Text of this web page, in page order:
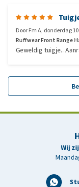
DoorFm A, donderdag
Ruffwear Front Range
Geweldig tuigje..
Wij